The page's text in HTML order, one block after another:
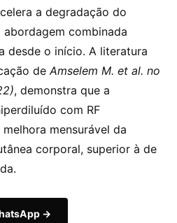
a degradação do
combinada
desde o início. A literatura
deAmselem M. et al. no
, demonstra que a
com RF
mensurável da
corporal, superior à de
→